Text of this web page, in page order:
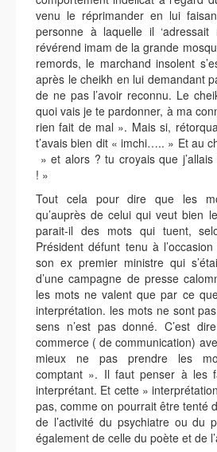
venu le réprimander en lui
personne à laquelle il ‘adressait
révérend imam de la grande
remords, le marchand insolent
après le cheikh en lui demandant
de ne pas l’avoir reconnu. Le
quoi vais je te pardonner, à ma
rien fait de mal ». Mais si,
t’avais bien dit « imchi….. » Et au
» et alors ? tu croyais que
! »
Tout cela pour dire que les
qu’auprès de celui qui veut bien
parait-il des mots qui tuent,
Président défunt tenu à
son ex premier ministre qui
d’une campagne de presse
les mots ne valent que par ce
interprétation. les mots ne sont
sens n’est pas donné. C’est
commerce ( de communication)
mieux ne pas prendre les
comptant ». Il faut penser à les
interprétant. Et cette »
pas, comme on pourrait être tenté
de l’activité du psychiatre ou du
également de celle du poète et de